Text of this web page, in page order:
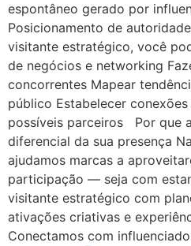
espontâneo gerado por
Posicionamento de
visitante estratégico, você
de negócios e networking
concorrentes Mapear
público Estabelecer
possíveis parceiros Por que
diferencial da sua presença
ajudamos marcas a
participação — seja com
visitante estratégico com
ativações criativas e
Conectamos com